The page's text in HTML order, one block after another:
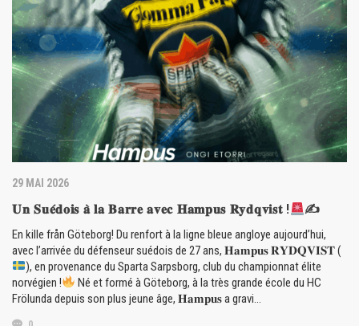
29 MAI 2026
𝐔𝐧 𝐒𝐮𝐞́𝐝𝐨𝐢𝐬 𝐚̀ 𝐥𝐚 𝐁𝐚𝐫𝐫𝐞 𝐚𝐯𝐞𝐜 𝐇𝐚𝐦𝐩𝐮𝐬 𝐑𝐲𝐝𝐪𝐯𝐢𝐬𝐭 ! ✍
En kille från Göteborg! Du renfort à la ligne bleue angloye aujourd’hui,
avec l’arrivée du défenseur suédois de 27 ans, 𝐇𝐚𝐦𝐩𝐮𝐬 𝐑𝐘𝐃𝐐𝐕𝐈𝐒𝐓 (
), en provenance du Sparta Sarpsborg, club du championnat élite
norvégien !
Né et formé à Göteborg, à la très grande école du HC
Frölunda depuis son plus jeune âge, 𝐇𝐚𝐦𝐩𝐮𝐬 a gravi…